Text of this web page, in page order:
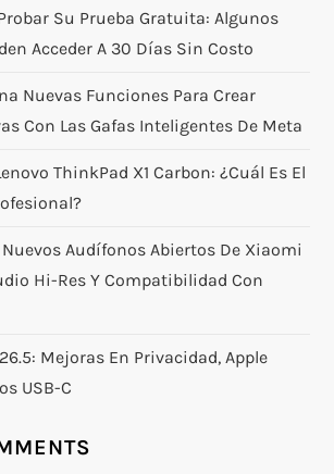
Su Prueba Gratuita: Algunos
Acceder A 30 Días Sin Costo
Nuevas Funciones Para Crear
Con Las Gafas Inteligentes De Meta
ThinkPad X1 Carbon: ¿Cuál Es El
Audífonos Abiertos De Xiaomi
Hi-Res Y Compatibilidad Con
Mejoras En Privacidad, Apple
USB-C